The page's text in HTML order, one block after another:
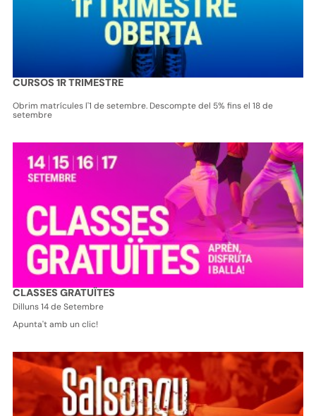
CURSOS 1R TRIMESTRE
Obrim matrícules l'1 de setembre. Descompte del 5% fins el 18 de
setembre
CLASSES GRATUÏTES
Dilluns 14 de Setembre
Apunta't amb un clic!